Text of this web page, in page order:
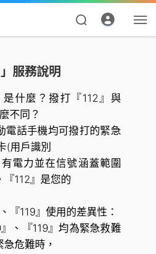
服務說明
是什麼？撥打『112』與
不同？
電話手機均可撥打的緊急
(用戶識別
力並在信號涵蓋範圍
『112』是您的
『119』使用的差異性：
『119』均為緊急救難
危難時，